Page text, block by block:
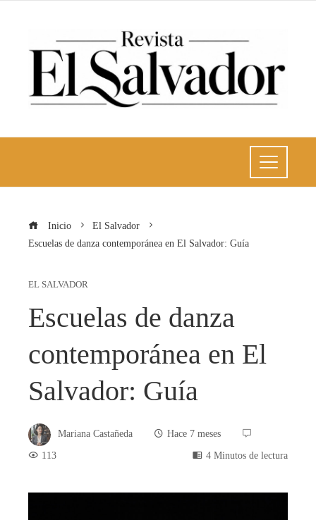
Inicio
El Salvador
Escuelas de danza contemporánea en El Salvador: Guía
EL SALVADOR
Escuelas de danza
contemporánea en El
Salvador: Guía
Mariana Castañeda
Hace 7 meses
113
4 Minutos de lectura